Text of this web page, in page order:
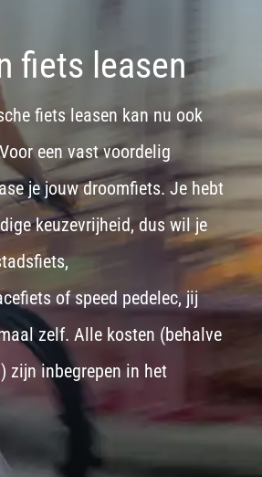
fiets leasen
fiets leasen kan nu ook
een vast voordelig
je jouw droomfiets. Je hebt
keuzevrijheid, dus wil je
of speed pedelec, jij
zelf. Alle kosten (behalve
zijn inbegrepen in het